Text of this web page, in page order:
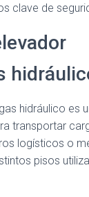
clave de
hidráulico es
transportar
logísticos o
pisos